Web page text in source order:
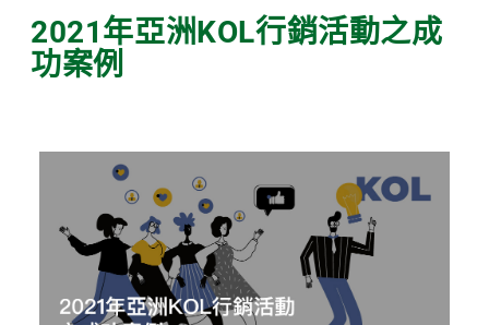
2021年亞洲KOL行銷活動之成
功案例